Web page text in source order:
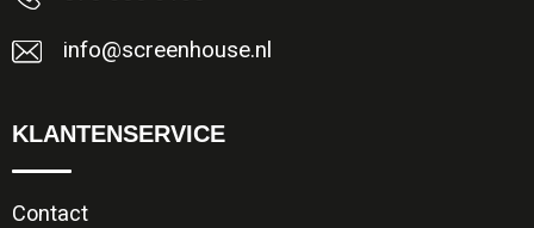
info@screenhouse.nl
KLANTENSERVICE
Contact